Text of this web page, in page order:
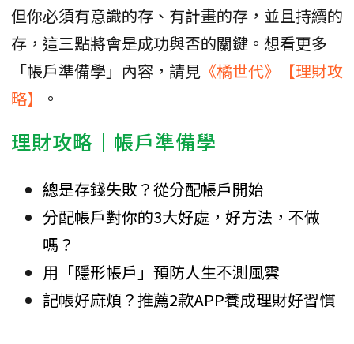
但你必須有意識的存、有計畫的存，並且持續的
存，這三點將會是成功與否的關鍵。想看更多
「帳戶準備學」內容，請見 《橘世代》【理財攻
略】
。
理財攻略│帳戶準備學
總是存錢失敗？從分配帳戶開始
分配帳戶對你的3大好處，好方法，不做
嗎？
用「隱形帳戶」預防人生不測風雲
記帳好麻煩？推薦2款APP養成理財好習慣